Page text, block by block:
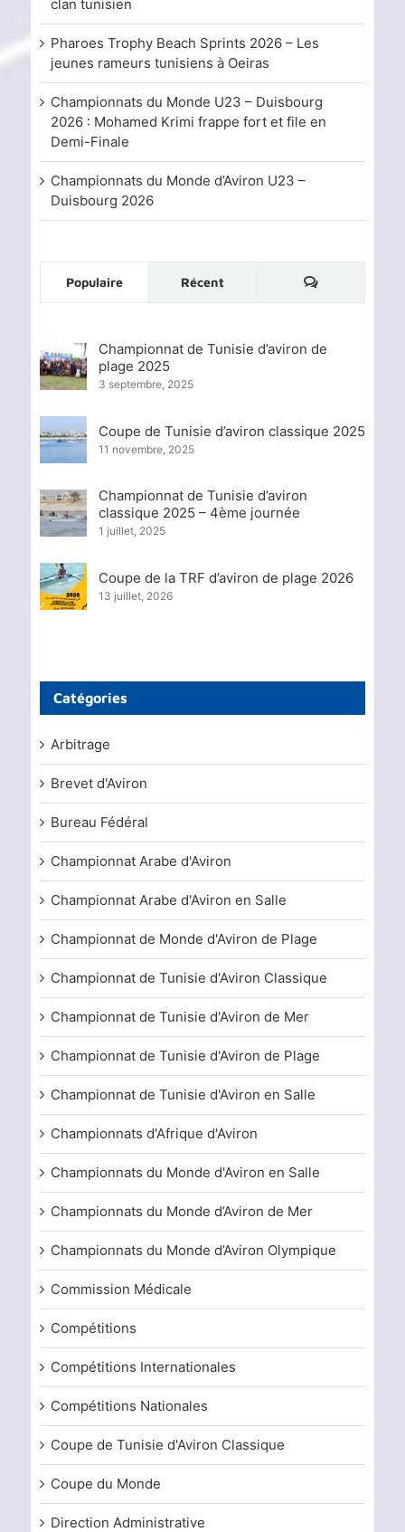
clan tunisien
Pharoes Trophy Beach Sprints 2026 – Les
jeunes rameurs tunisiens à Oeiras
Championnats du Monde U23 – Duisbourg
2026 : Mohamed Krimi frappe fort et file en
Demi-Finale
Championnats du Monde d’Aviron U23 –
Duisbourg 2026
Populaire Récent
Championnat de Tunisie d’aviron de
plage 2025
3 septembre, 2025
Coupe de Tunisie d’aviron classique 2025
11 novembre, 2025
Championnat de Tunisie d’aviron
classique 2025 – 4ème journée
1 juillet, 2025
Coupe de la TRF d’aviron de plage 2026
13 juillet, 2026
Catégories
Arbitrage
Brevet d'Aviron
Bureau Fédéral
Championnat Arabe d'Aviron
Championnat Arabe d'Aviron en Salle
Championnat de Monde d'Aviron de Plage
Championnat de Tunisie d'Aviron Classique
Championnat de Tunisie d'Aviron de Mer
Championnat de Tunisie d'Aviron de Plage
Championnat de Tunisie d'Aviron en Salle
Championnats d'Afrique d'Aviron
Championnats du Monde d'Aviron en Salle
Championnats du Monde d’Aviron de Mer
Championnats du Monde d’Aviron Olympique
Commission Médicale
Compétitions
Compétitions Internationales
Compétitions Nationales
Coupe de Tunisie d'Aviron Classique
Coupe du Monde
Direction Administrative